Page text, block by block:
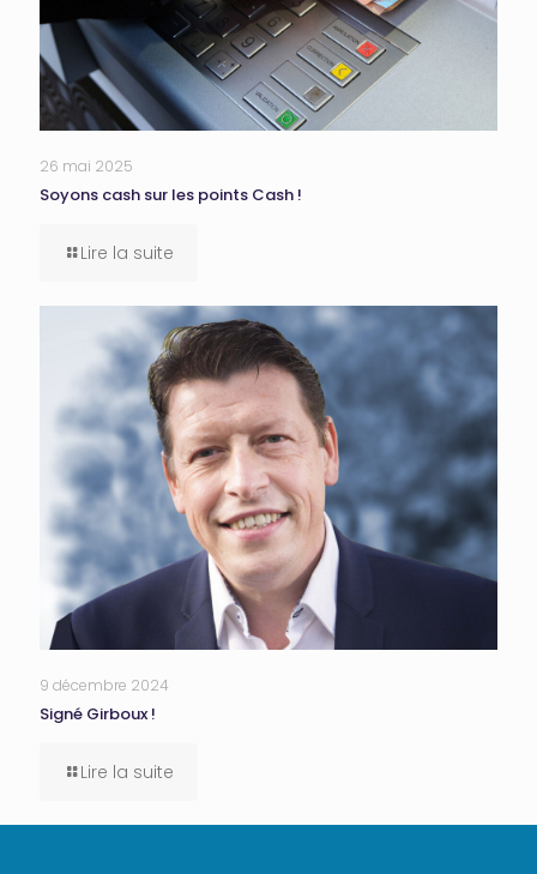
26 mai 2025
Soyons cash sur les points Cash !
Lire la suite
9 décembre 2024
Signé Girboux !
Lire la suite